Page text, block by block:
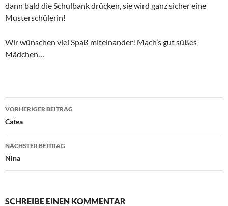
dann bald die Schulbank drücken, sie wird ganz sicher eine
Musterschülerin!
Wir wünschen viel Spaß miteinander! Mach’s gut süßes
Mädchen…
Beitragsnavigation
VORHERIGER BEITRAG
Catea
NÄCHSTER BEITRAG
Nina
SCHREIBE EINEN KOMMENTAR